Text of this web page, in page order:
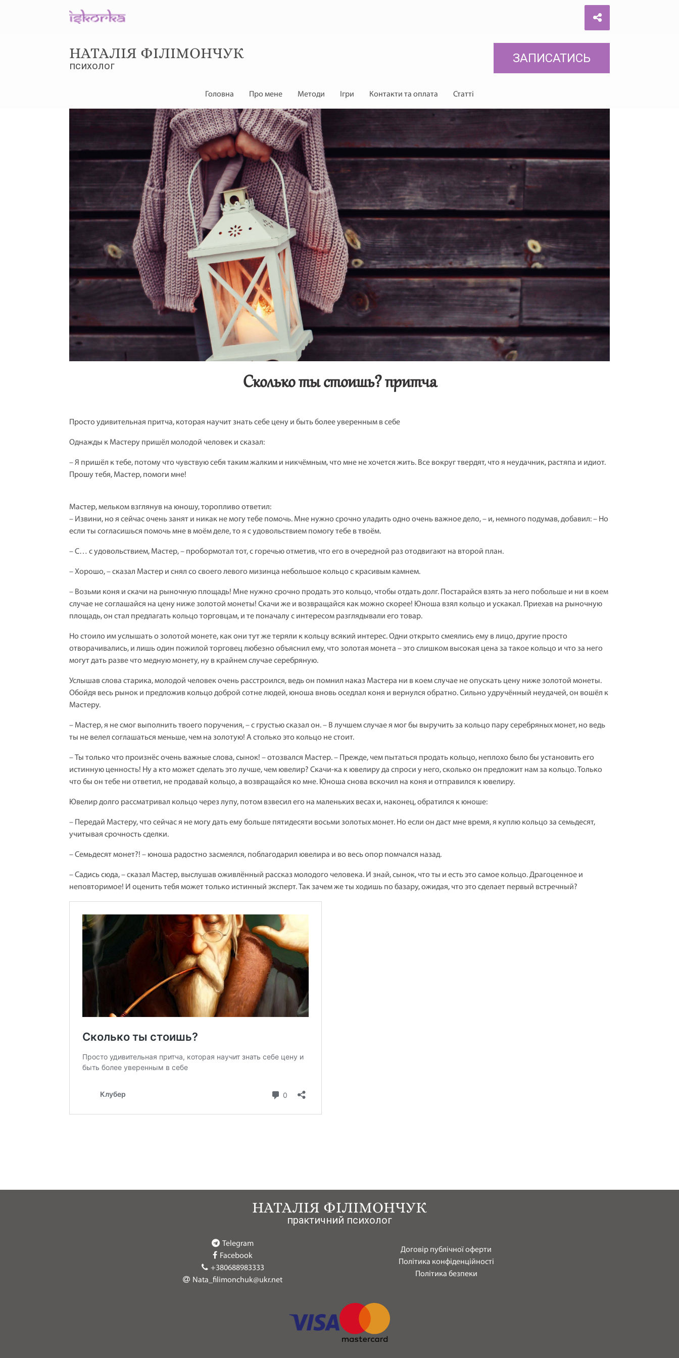
НАТАЛІЯ ФІЛІМОНЧУК
психолог
Головна Про мене Методи Ігри Контакти та оплата Статті
ЗАПИСАТИСЬ
Сколько ты стоишь? притча
Просто удивительная притча, которая научит знать себе цену и быть более уверенным в себе
Однажды к Мастеру пришёл молодой человек и сказал:
– Я пришёл к тебе, потому что чувствую себя таким жалким и никчёмным, что мне не хочется жить. Все вокруг твердят, что я неудачник, растяпа и идиот.
Прошу тебя, Мастер, помоги мне!
Мастер, мельком взглянув на юношу, торопливо ответил:
– Извини, но я сейчас очень занят и никак не могу тебе помочь. Мне нужно срочно уладить одно очень важное дело, – и, немного подумав, добавил: – Но
если ты согласишься помочь мне в моём деле, то я с удовольствием помогу тебе в твоём.
– С… с удовольствием, Мастер, – пробормотал тот, с горечью отметив, что его в очередной раз отодвигают на второй план.
– Хорошо, – сказал Мастер и снял со своего левого мизинца небольшое кольцо с красивым камнем.
– Возьми коня и скачи на рыночную площадь! Мне нужно срочно продать это кольцо, чтобы отдать долг. Постарайся взять за него побольше и ни в коем
случае не соглашайся на цену ниже золотой монеты! Скачи же и возвращайся как можно скорее! Юноша взял кольцо и ускакал. Приехав на рыночную
площадь, он стал предлагать кольцо торговцам, и те поначалу с интересом разглядывали его товар.
Но стоило им услышать о золотой монете, как они тут же теряли к кольцу всякий интерес. Одни открыто смеялись ему в лицо, другие просто
отворачивались, и лишь один пожилой торговец любезно объяснил ему, что золотая монета – это слишком высокая цена за такое кольцо и что за него
могут дать разве что медную монету, ну в крайнем случае серебряную.
Услышав слова старика, молодой человек очень расстроился, ведь он помнил наказ Мастера ни в коем случае не опускать цену ниже золотой монеты.
Обойдя весь рынок и предложив кольцо доброй сотне людей, юноша вновь оседлал коня и вернулся обратно. Сильно удручённый неудачей, он вошёл к
Мастеру.
– Мастер, я не смог выполнить твоего поручения, – с грустью сказал он. – В лучшем случае я мог бы выручить за кольцо пару серебряных монет, но ведь
ты не велел соглашаться меньше, чем на золотую! А столько это кольцо не стоит.
– Ты только что произнёс очень важные слова, сынок! – отозвался Мастер. – Прежде, чем пытаться продать кольцо, неплохо было бы установить его
истинную ценность! Ну а кто может сделать это лучше, чем ювелир? Скачи-ка к ювелиру да спроси у него, сколько он предложит нам за кольцо. Только
что бы он тебе ни ответил, не продавай кольцо, а возвращайся ко мне. Юноша снова вскочил на коня и отправился к ювелиру.
Ювелир долго рассматривал кольцо через лупу, потом взвесил его на маленьких весах и, наконец, обратился к юноше:
– Передай Мастеру, что сейчас я не могу дать ему больше пятидесяти восьми золотых монет. Но если он даст мне время, я куплю кольцо за семьдесят,
учитывая срочность сделки.
– Семьдесят монет?! – юноша радостно засмеялся, поблагодарил ювелира и во весь опор помчался назад.
– Садись сюда, – сказал Мастер, выслушав оживлённый рассказ молодого человека. И знай, сынок, что ты и есть это самое кольцо. Драгоценное и
неповторимое! И оценить тебя может только истинный эксперт. Так зачем же ты ходишь по базару, ожидая, что это сделает первый встречный?
НАТАЛІЯ ФІЛІМОНЧУК
практичний психолог
Telegram
Facebook
+380688983333
Nata_filimonchuk@ukr.net
Договір публічної оферти
Політика конфіденційності
Політика безпеки